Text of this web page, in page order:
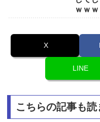
ｗｗｗ
X
LINE
こちらの記事も読